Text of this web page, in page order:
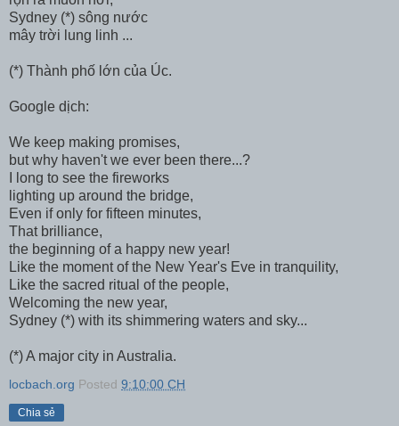
Sydney (*) sông nước
mây trời lung linh ...
(*) Thành phố lớn của Úc.
Google dịch:
We keep making promises,
but why haven't we ever been there...?
I long to see the fireworks
lighting up around the bridge,
Even if only for fifteen minutes,
That brilliance,
the beginning of a happy new year!
Like the moment of the New Year's Eve in tranquility,
Like the sacred ritual of the people,
Welcoming the new year,
Sydney (*) with its shimmering waters and sky...
(*) A major city in Australia.
locbach.org Posted 9:10:00 CH
Chia sẻ